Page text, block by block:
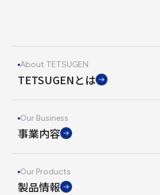
About TETSUGEN
TETSUGENとは
Our Business
事業内容
Our Products
製品情報